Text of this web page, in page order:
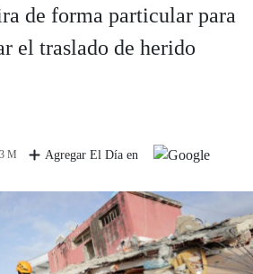
de forma particular para
el traslado de herido
M Agregar El Día en